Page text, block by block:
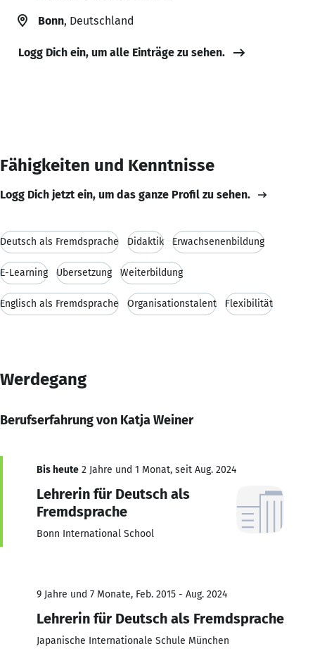
Bonn, Deutschland
Logg Dich ein, um alle Einträge zu sehen.
Fähigkeiten und Kenntnisse
Logg Dich jetzt ein, um das ganze Profil zu sehen.
Deutsch als Fremdsprache Didaktik Erwachsenenbildung
E-Learning Übersetzung Weiterbildung
Englisch als Fremdsprache Organisationstalent Flexibilität
Werdegang
Berufserfahrung von Katja Weiner
Bis heute 2 Jahre und 1 Monat, seit Aug. 2024
Lehrerin für Deutsch als
Fremdsprache
Bonn International School
9 Jahre und 7 Monate, Feb. 2015 - Aug. 2024
Lehrerin für Deutsch als Fremdsprache
Japanische Internationale Schule München